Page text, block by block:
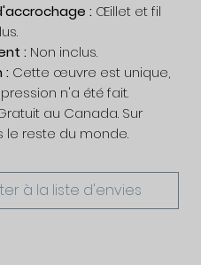
: Œillet et fil
: Non inclus.
: Cette œuvre est unique,
n'a été fait.
au Canada. Sur
le reste du monde.
à la liste d'envies